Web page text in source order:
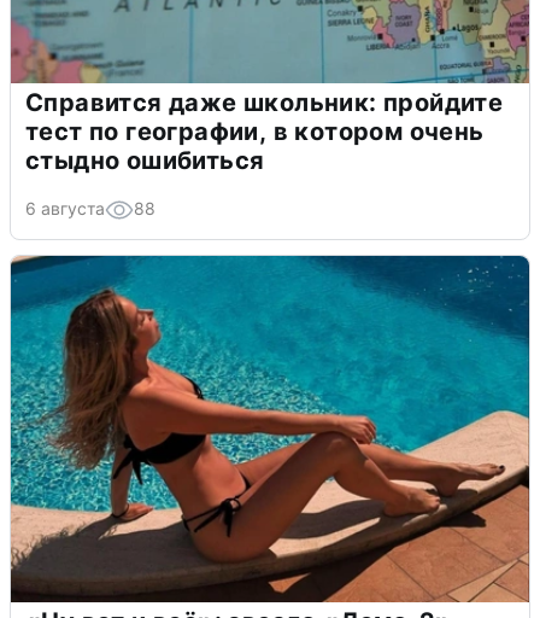
Справится даже школьник: пройдите
тест по географии, в котором очень
стыдно ошибиться
6 августа 88